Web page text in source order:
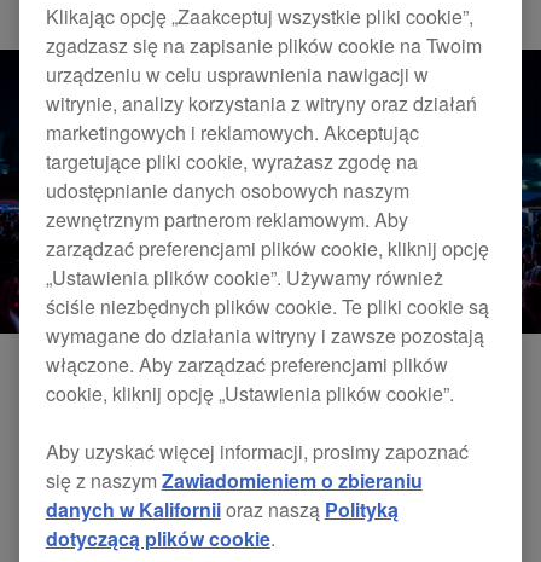
Klikając opcję „Zaakceptuj wszystkie pliki cookie”,
zgadzasz się na zapisanie plików cookie na Twoim
urządzeniu w celu usprawnienia nawigacji w
witrynie, analizy korzystania z witryny oraz działań
marketingowych i reklamowych. Akceptując
targetujące pliki cookie, wyrażasz zgodę na
udostępnianie danych osobowych naszym
zewnętrznym partnerom reklamowym. Aby
zarządzać preferencjami plików cookie, kliknij opcję
„Ustawienia plików cookie”. Używamy również
ściśle niezbędnych plików cookie. Te pliki cookie są
wymagane do działania witryny i zawsze pozostają
włączone. Aby zarządzać preferencjami plików
cookie, kliknij opcję „Ustawienia plików cookie”.
Aby uzyskać więcej informacji, prosimy zapoznać
się z naszym Zawiadomieniem o zbieraniu
danych w Kaliforniioraz naszą Polityką
dotyczącą plików cookie.